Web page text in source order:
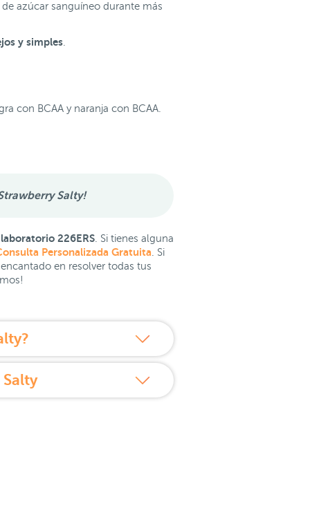
azúcar sanguíneo durante más
y simples
con BCAA y naranja con BCAA.
Salty!
226ERS . Si tienes alguna
Personalizada Gratuita . Si
en resolver todas tus
Salty